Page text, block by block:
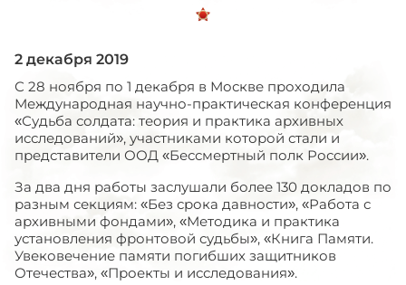
2 декабря 2019
С 28 ноября по 1 декабря в Москве проходила
Международная научно-практическая конференция
«Судьба солдата: теория и практика архивных
исследований», участниками которой стали и
представители ООД «Бессмертный полк России».
За два дня работы заслушали более 130 докладов по
разным секциям: «Без срока давности», «Работа с
архивными фондами», «Методика и практика
установления фронтовой судьбы», «Книга Памяти.
Увековечение памяти погибших защитников
Отечества», «Проекты и исследования».